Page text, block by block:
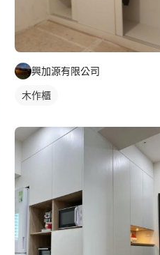
興加源有限公司
木作櫃